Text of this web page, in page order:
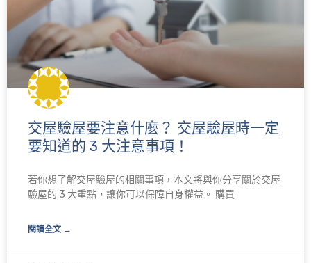
交屋驗屋要注意什麼？ 交屋驗屋時一定
要知道的 3 大注意事項！
若你想了解交屋驗屋的相關事項，本文將與你分享關於交屋
驗屋的 3 大重點，讓你可以保障自身權益。 購買
閱讀全文 →